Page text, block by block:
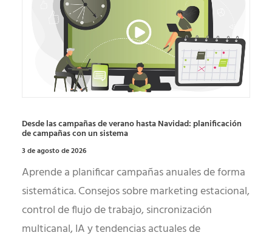
Desde las campañas de verano hasta Navidad: planificación
de campañas con un sistema
3 de agosto de 2026
Aprende a planificar campañas anuales de forma
sistemática. Consejos sobre marketing estacional,
control de flujo de trabajo, sincronización
multicanal, IA y tendencias actuales de